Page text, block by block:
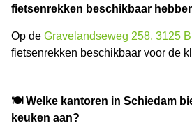
fietsenrekken beschikbaar
Op de Gravelandseweg 258, 3125
fietsenrekken beschikbaar voor de
🍽️ Welke kantoren in Schiedam
keuken aan?